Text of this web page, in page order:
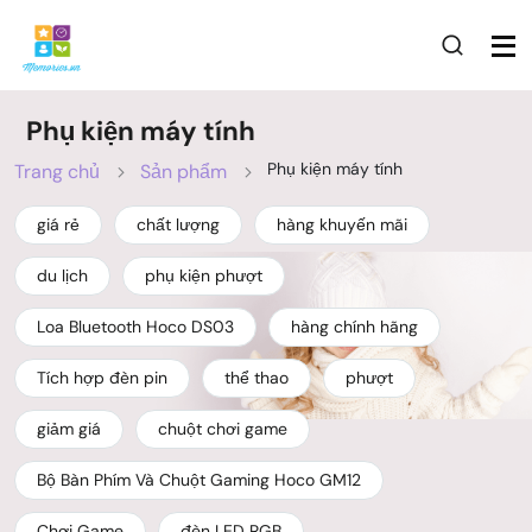
Phụ kiện máy tính
Trang chủ Sản phẩm Phụ kiện máy tính
giá rẻ chất lượng hàng khuyến mãi
du lịch phụ kiện phượt
Loa Bluetooth Hoco DS03 hàng chính hãng
Tích hợp đèn pin thể thao phượt
giảm giá chuột chơi game
Bộ Bàn Phím Và Chuột Gaming Hoco GM12